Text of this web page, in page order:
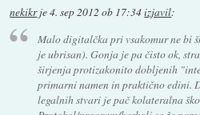
nekikrje4. sep 2012 ob 17:34izjavil:
Malo digitalčka pri vsakomur ne bi
je ubrisan). Gonja je pa čisto ok,
širjenja protizakonito dobljenih
primarni namen in praktično edini.
legalnih stvari je pač kolateralna